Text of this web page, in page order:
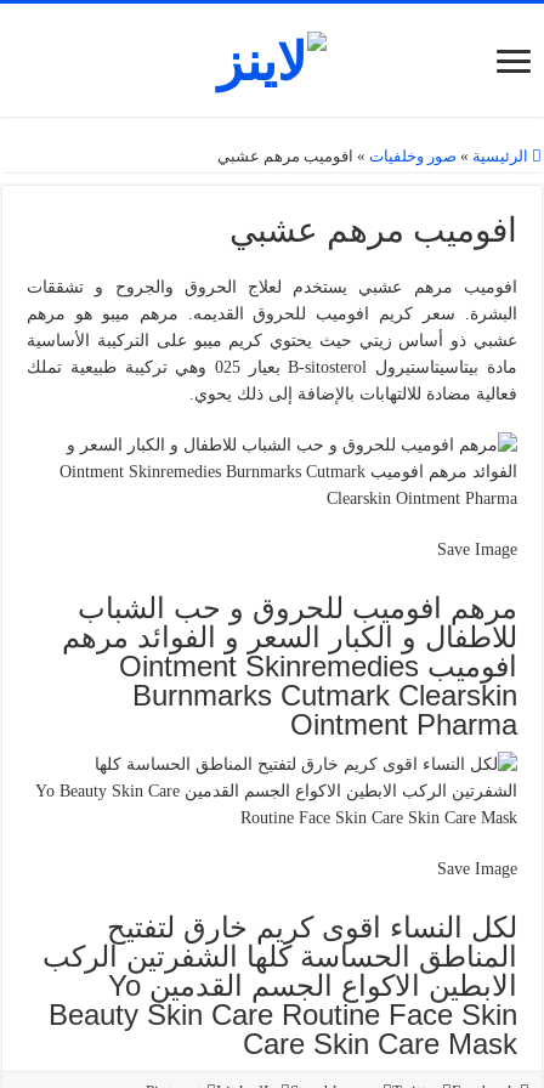
الرئيسية » صور وخلفيات » افوميب مرهم عشبي
افوميب مرهم عشبي
افوميب مرهم عشبي يستخدم لعلاج الحروق والجروح و تشققات
البشرة. سعر كريم افوميب للحروق القديمه. مرهم ميبو هو مرهم
عشبي ذو أساس زيتي حيث يحتوي كريم ميبو على التركيبة الأساسية
مادة بيتاسيتاستيرول B-sitosterol بعيار 025 وهي تركيبة طبيعية تملك
فعالية مضادة للالتهابات بالإضافة إلى ذلك يحوي.
Save Image
مرهم افوميب للحروق و حب الشباب
للاطفال و الكبار السعر و الفوائد مرهم
افوميب Ointment Skinremedies
Burnmarks Cutmark Clearskin
Ointment Pharma
Save Image
لكل النساء اقوى كريم خارق لتفتيح
المناطق الحساسة كلها الشفرتين الركب
الابطين الاكواع الجسم القدمين Yo
Beauty Skin Care Routine Face Skin
Care Skin Care Mask